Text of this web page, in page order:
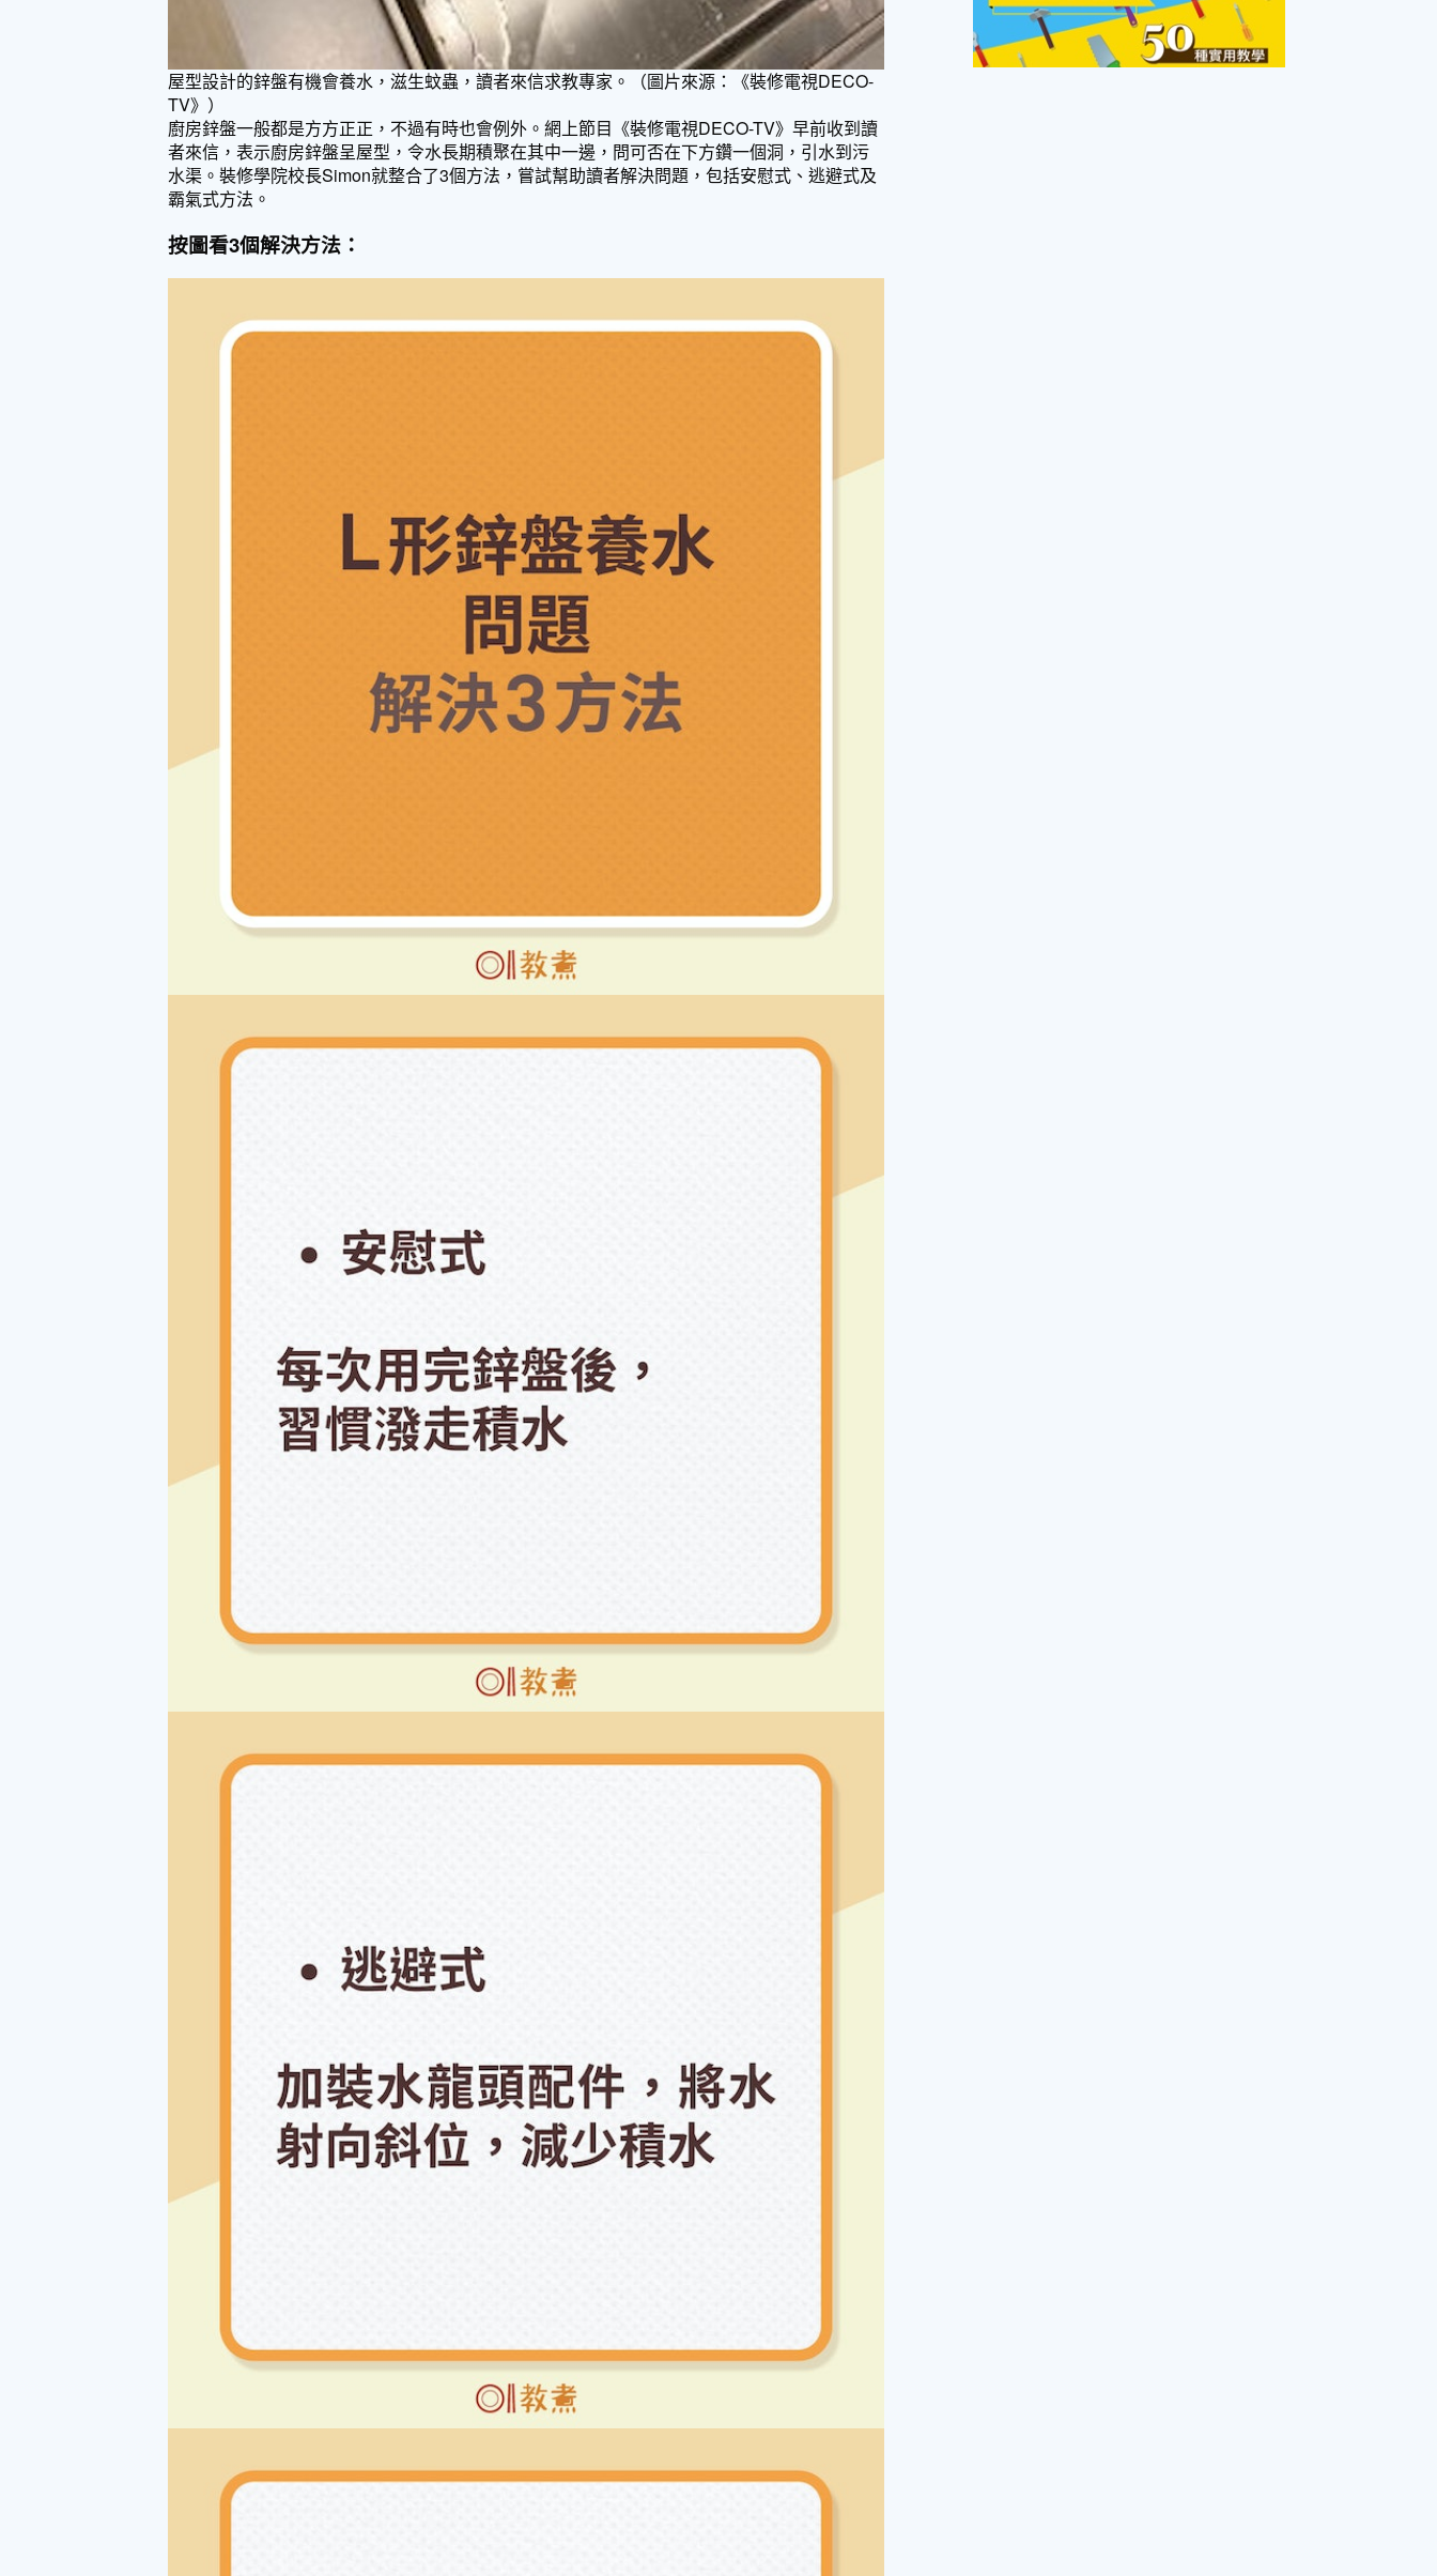
屋型設計的鋅盤有機會養水，滋生蚊蟲，讀者來信求教專家。（圖片來源：《裝修電視DECO-
TV》）
廚房鋅盤一般都是方方正正，不過有時也會例外。網上節目《裝修電視DECO-TV》早前收到讀
者來信，表示廚房鋅盤呈屋型，令水長期積聚在其中一邊，問可否在下方鑽一個洞，引水到污
水渠。裝修學院校長Simon就整合了3個方法，嘗試幫助讀者解決問題，包括安慰式、逃避式及
霸氣式方法。
按圖看3個解決方法：